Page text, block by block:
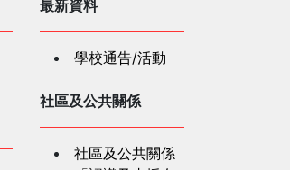
最新資料
學校通告/活動
社區及公共關係
社區及公共關係